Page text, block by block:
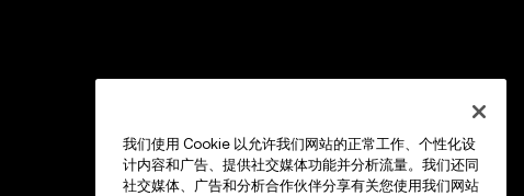
我们使用 Cookie 以允许我们网站的正常工作、个性化设
计内容和广告、提供社交媒体功能并分析流量。我们还同
社交媒体、广告和分析合作伙伴分享有关您使用我们网站